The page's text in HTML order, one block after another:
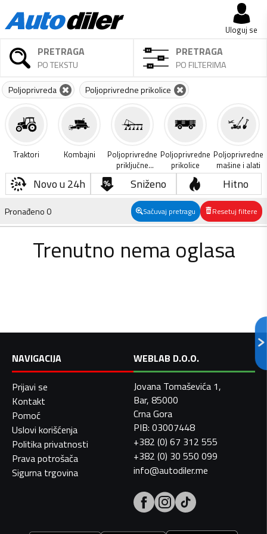
Uloguj se
PRETRAGA
PO TEKSTU
PRETRAGA
PO FILTERIMA
Poljoprivreda Poljoprivredne prikolice
Traktori Kombajni
Poljoprivredne
priključne
mašine
Poljoprivredne
prikolice
Poljoprivredne
mašine i alati
Novo u 24h Sniženo Hitno
Pronađeno0 Sačuvaj pretragu Resetuj filtere
Trenutno nema oglasa
NAVIGACIJA
Prijavi se
Kontakt
Pomoć
Uslovi korišćenja
Politika privatnosti
Prava potrošača
Sigurna trgovina
WEBLAB D.O.O.
Jovana Tomaševića 1,
Bar, 85000
Crna Gora
PIB: 03007448
+382 (0) 67 312 555
+382 (0) 30 550 099
info@autodiler.me